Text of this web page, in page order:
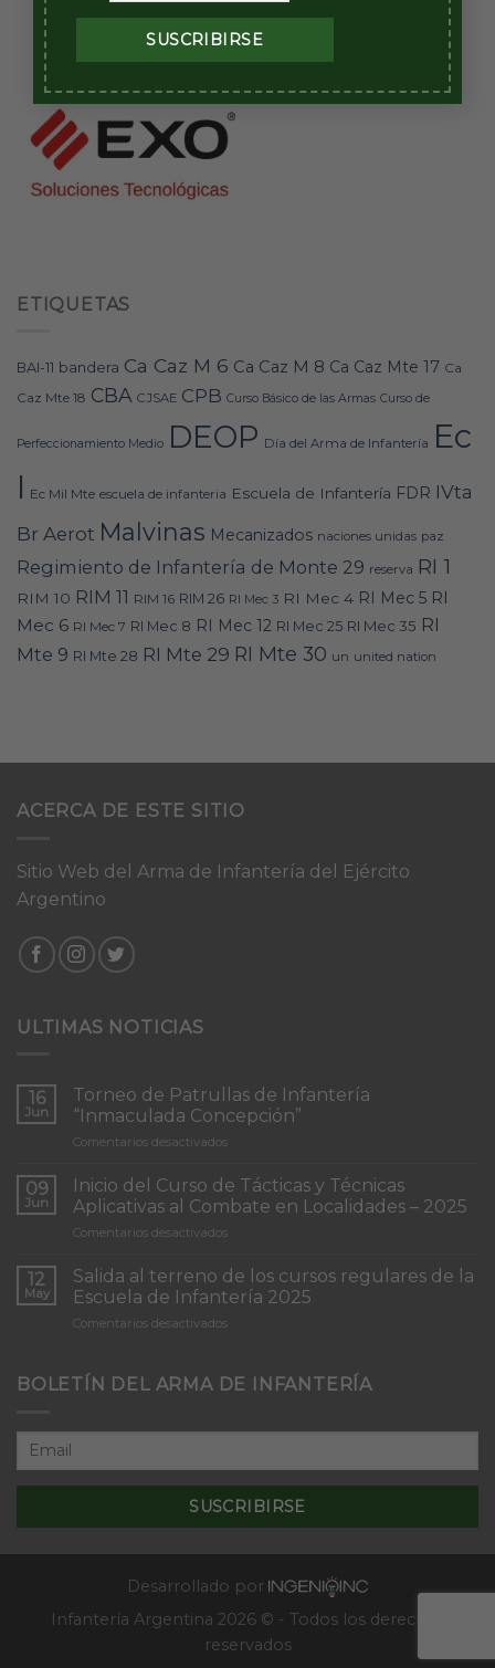
ETIQUETAS
BAI-11 bandera Ca Caz M 6 Ca Caz M 8 Ca Caz Mte 17 Ca
Caz Mte 18 CBA CJSAE CPB Curso Básico de las Armas Curso de
Perfeccionamiento Medio DEOP Día del Arma de Infantería Ec
I Ec Mil Mte escuela de infanteria Escuela de Infantería FDR IVta
Br Aerot Malvinas Mecanizados naciones unidas paz
Regimiento de Infantería de Monte 29 reserva RI 1
RIM 10 RIM 11 RIM 16 RIM 26 RI Mec 3 RI Mec 4 RI Mec 5 RI
Mec 6 RI Mec 7 RI Mec 8 RI Mec 12 RI Mec 25 RI Mec 35 RI
Mte 9 RI Mte 28 RI Mte 29 RI Mte 30 un united nation
ACERCA DE ESTE SITIO
Sitio Web del Arma de Infantería del Ejército
Argentino
ULTIMAS NOTICIAS
16
Jun
Torneo de Patrullas de Infantería
“Inmaculada Concepción”
Comentarios desactivadosen
de
Patrullas
de
Infantería
Concepción”
09
Jun
Inicio del Curso de Tácticas y Técnicas
Aplicativas al Combate en Localidades – 2025
Comentarios desactivadosen
del
Curso
de
Tácticas
Aplicativas
12
May
Salida al terreno de los cursos regulares de la
Escuela de Infantería 2025
Comentarios desactivadosen
terreno
cursos
de
Escuela
de
BOLETÍN DEL ARMA DE INFANTERÍA
Desarrollado por
Infantería Argentina 2026 © - Todos los derechos
reservados